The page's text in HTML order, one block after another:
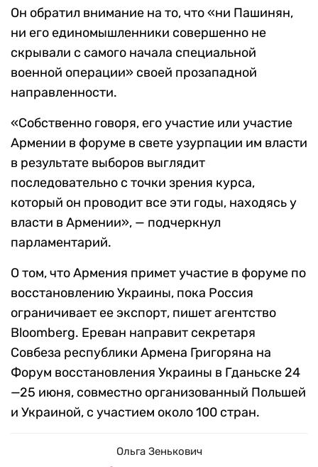
Он обратил внимание на то, что «ни Пашинян,
ни его единомышленники совершенно не
скрывали с самого начала специальной
военной операции» своей прозападной
направленности.
«Собственно говоря, его участие или участие
Армении в форуме в свете узурпации им власти
в результате выборов выглядит
последовательно с точки зрения курса,
который он проводит все эти годы, находясь у
власти в Армении», — подчеркнул
парламентарий.
О том, что Армения примет участие в форуме по
восстановлению Украины, пока Россия
ограничивает ее экспорт, пишет агентство
Bloomberg. Ереван направит секретаря
Совбеза республики Армена Григоряна на
Форум восстановления Украины в Гданьске 24
—25 июня, совместно организованный Польшей
и Украиной, с участием около 100 стран.
Ольга Зенькович